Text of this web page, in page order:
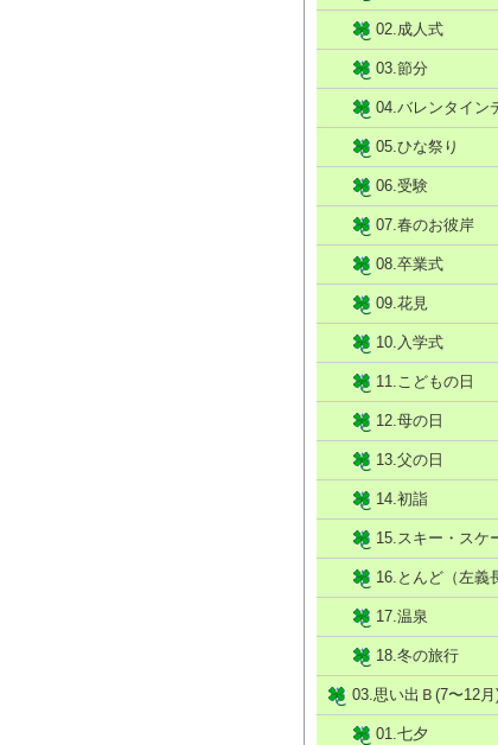
02.成人式
03.節分
04.バレンタイン
05.ひな祭り
06.受験
07.春のお彼岸
08.卒業式
09.花見
10.入学式
11.こどもの日
12.母の日
13.父の日
14.初詣
15.スキー・スケ
16.とんど（左義
17.温泉
18.冬の旅行
03.思い出Ｂ(7〜12月
01.七夕